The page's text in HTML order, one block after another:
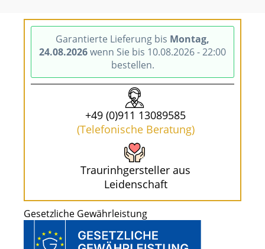
Garantierte Lieferung bis Montag,
24.08.2026wenn Sie bis 10.08.2026 - 22:00
bestellen.
+49 (0)911 13089585
(Telefonische Beratung)
Traurinhgersteller aus
Leidenschaft
Gesetzliche Gewährleistung